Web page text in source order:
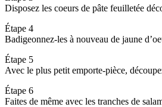
Disposez les coeurs de pâte feuilletée
Étape 4
Badigeonnez-les à nouveau de jaune
Étape 5
Avec le plus petit emporte-pièce,
Étape 6
Faites de même avec les tranches de